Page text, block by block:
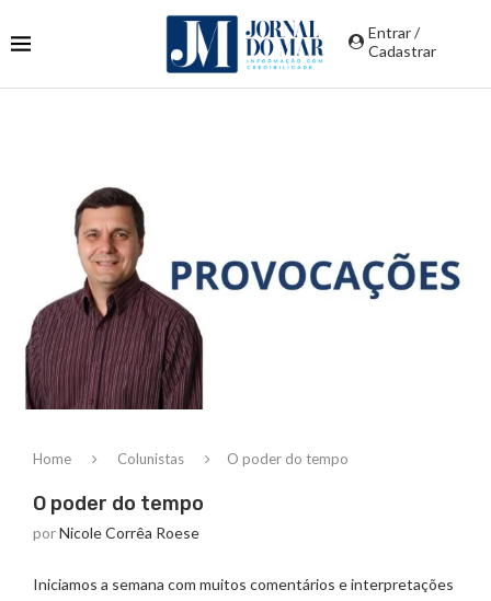
Entrar /
Cadastrar
Home Colunistas O poder do tempo
O poder do tempo
porNicole Corrêa Roese
Iniciamos a semana com muitos comentários e interpretações